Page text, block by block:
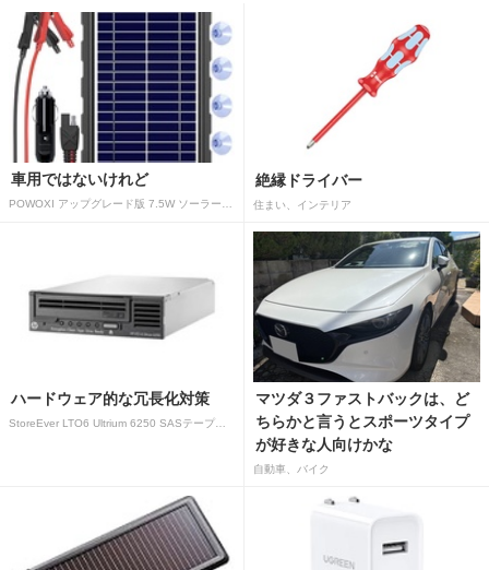
車用ではないけれど 絶縁ドライバー
住まい、インテリア
ハードウェア的な冗長化対策
マツダ３ファストバックは、ど
ちらかと言うとスポーツタイプ
が好きな人向けかな
自動車、バイク